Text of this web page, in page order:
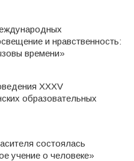
и нравственность:
времени»
XXXV
образовательных
состоялась
учение о человеке»